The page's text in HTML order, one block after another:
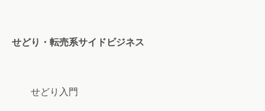
せどり・転売系サイドビジネス
せどり入門